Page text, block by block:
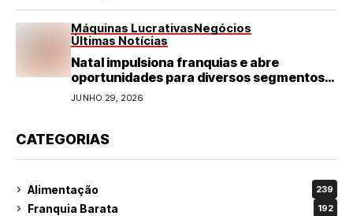
Máquinas LucrativasNegócios
Últimas Notícias
Natal impulsiona franquias e abre
oportunidades para diversos segmentos
do varejo
JUNHO 29, 2026
CATEGORIAS
Alimentação 239
Franquia Barata 192